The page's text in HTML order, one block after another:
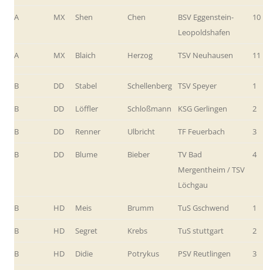
A MX Shen Chen
BSV Eggenstein-
Leopoldshafen
10
A MX Blaich Herzog TSV Neuhausen 11
B DD Stabel Schellenberg TSV Speyer 1
B DD Löffler Schloßmann KSG Gerlingen 2
B DD Renner Ulbricht TF Feuerbach 3
B DD Blume Bieber
TV Bad
Mergentheim / TSV
Löchgau
4
B HD Meis Brumm TuS Gschwend 1
B HD Segret Krebs TuS stuttgart 2
B HD Didie Potrykus PSV Reutlingen 3